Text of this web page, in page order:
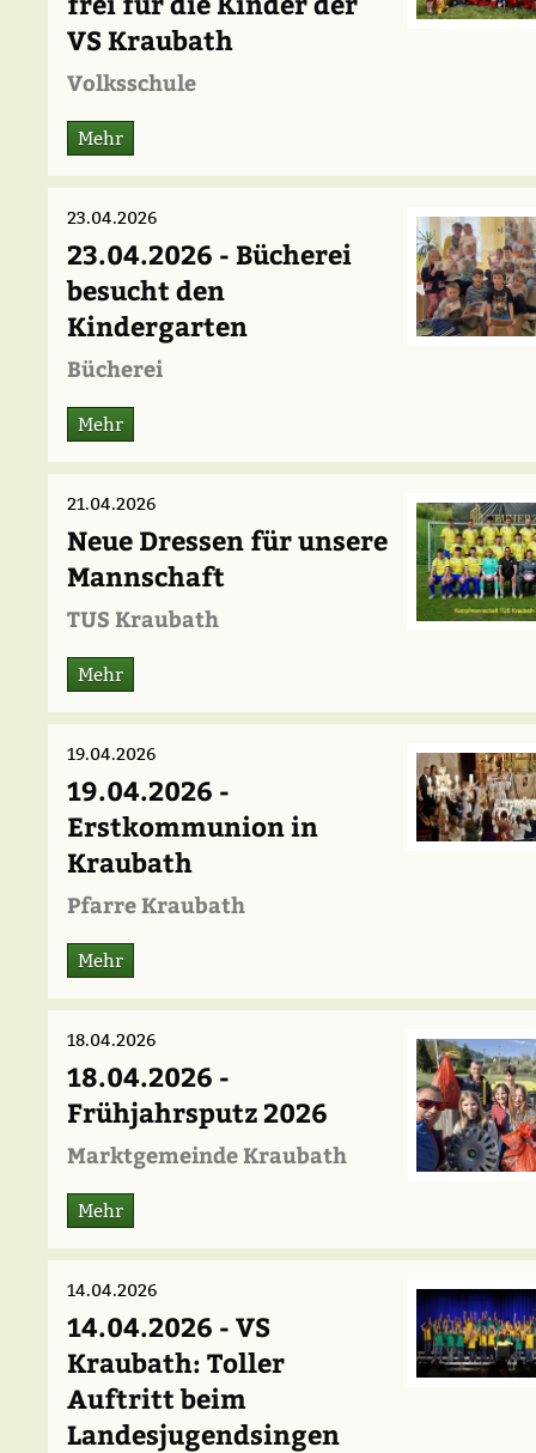
VS Kraubath
Volksschule
Mehr
23.04.2026
23.04.2026 - Bücherei
besucht den
Kindergarten
Bücherei
Mehr
21.04.2026
Neue Dressen für unsere
Mannschaft
TUS Kraubath
Mehr
19.04.2026
19.04.2026 -
Erstkommunion in
Kraubath
Pfarre Kraubath
Mehr
18.04.2026
18.04.2026 -
Frühjahrsputz 2026
Marktgemeinde Kraubath
Mehr
14.04.2026
14.04.2026 - VS
Kraubath: Toller
Auftritt beim
Landesjugendsingen